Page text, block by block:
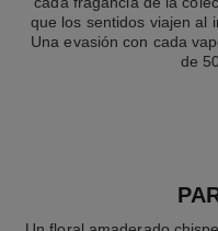
que los sentidos viajen al
Una evasión con cada
de